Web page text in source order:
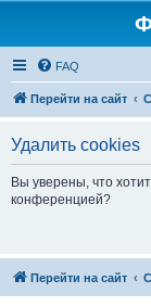
FAQ
Перейти на сайт
Удалить cookies
Вы уверены, что
конференцией?
Перейти на сайт